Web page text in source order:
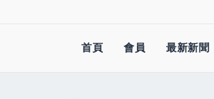
首頁 會員 最新新聞